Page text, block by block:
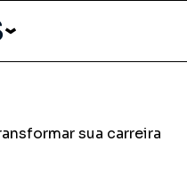
sua carreira